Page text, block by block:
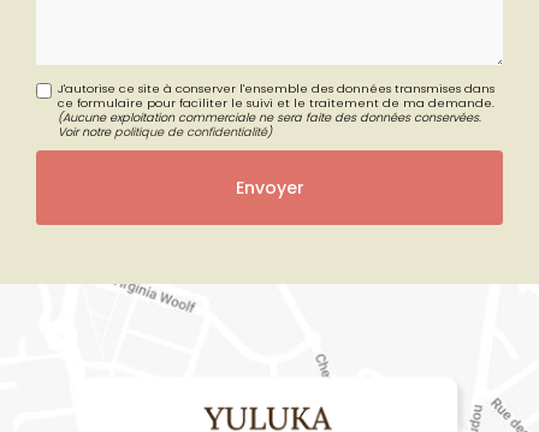
J'autorise ce site à conserver l'ensemble des données transmises dans
ce formulaire pour faciliter le suivi et le traitement de ma demande.